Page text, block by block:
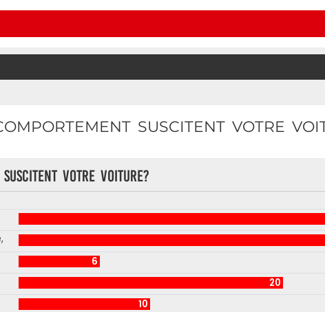
SUSCITENT VOTRE
suscitent votre voiture?
6
20
10